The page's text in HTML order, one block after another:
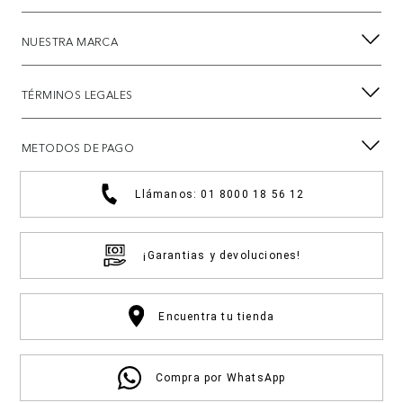
NUESTRA MARCA
TÉRMINOS LEGALES
METODOS DE PAGO
Llámanos: 01 8000 18 56 12
¡Garantias y devoluciones!
Encuentra tu tienda
Compra por WhatsApp